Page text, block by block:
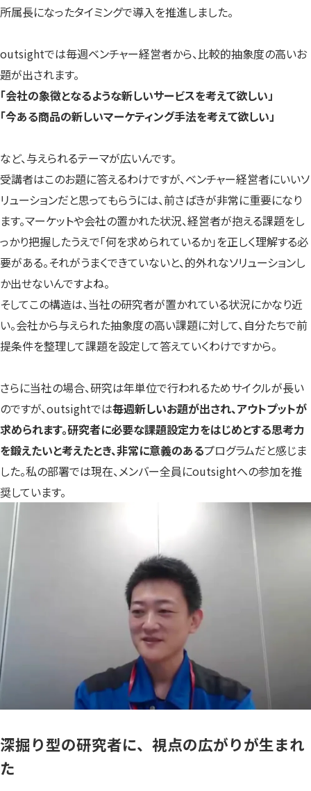
所属長になったタイミングで導入を推進しました。
outsightでは毎週ベンチャー経営者から、比較的抽象度の高いお
題が出されます。
「会社の象徴となるような新しいサービスを考えて欲しい」
「今ある商品の新しいマーケティング手法を考えて欲しい」
など、与えられるテーマが広いんです。
受講者はこのお題に答えるわけですが、ベンチャー経営者にいいソ
リューションだと思ってもらうには、前さばきが非常に重要になり
ます。マーケットや会社の置かれた状況、経営者が抱える課題をし
っかり把握したうえで「何を求められているか」を正しく理解する必
要がある。それがうまくできていないと、的外れなソリューションし
か出せないんですよね。
そしてこの構造は、当社の研究者が置かれている状況にかなり近
い。会社から与えられた抽象度の高い課題に対して、自分たちで前
提条件を整理して課題を設定して答えていくわけですから。
さらに当社の場合、研究は年単位で行われるためサイクルが長い
のですが、outsightでは毎週新しいお題が出され、アウトプットが
求められます。研究者に必要な課題設定力をはじめとする思考力
を鍛えたいと考えたとき、非常に意義のあるプログラムだと感じま
した。私の部署では現在、メンバー全員にoutsightへの参加を推
奨しています。
深掘り型の研究者に、視点の広がりが生まれ
た